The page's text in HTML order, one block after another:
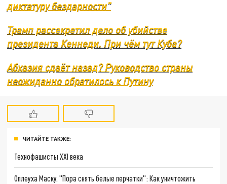
диктатуру бездарности"
Трамп рассекретил дело об убийстве
президента Кеннеди. При чём тут Куба?
Абхазия сдаёт назад? Руководство страны
неожиданно обратилось к Путину
ЧИТАЙТЕ ТАКЖЕ:
Технофашисты XXI века
Оплеуха Маску. "Пора снять белые перчатки": Как уничтожить